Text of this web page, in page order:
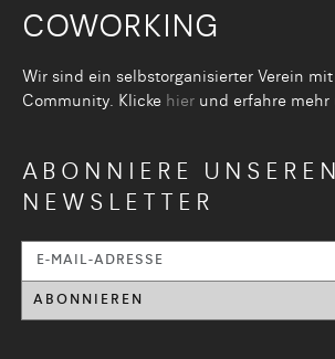
COWORKING
Wir sind ein selbstorganisier­ter Verein
Community. Klicke hier und erfahre mehr
ABONNIERE UNSEREN
NEWSLETTER